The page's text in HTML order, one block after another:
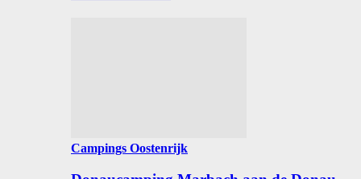
Campings Oostenrijk